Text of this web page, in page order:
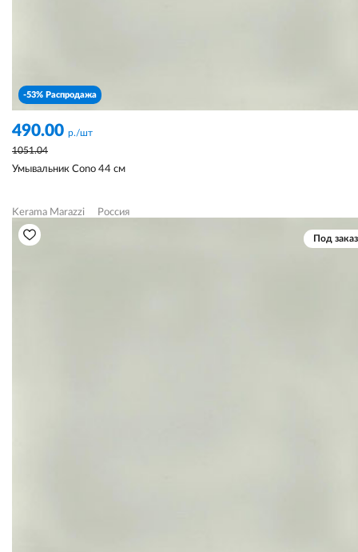
-53% Распродажа
490.00 р./шт
1051.04
Умывальник Cono 44 см
Kerama Marazzi Россия
Под заказ